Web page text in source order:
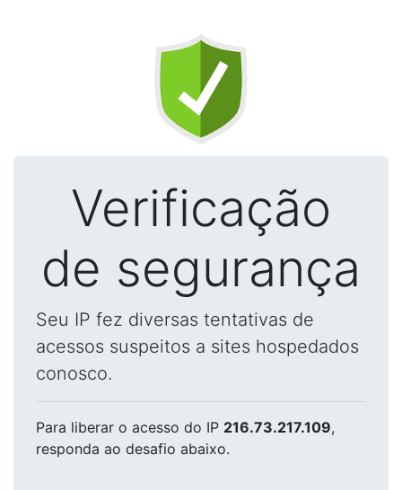
Verificação
de segurança
Seu IP fez diversas tentativas de
acessos suspeitos a sites hospedados
conosco.
Para liberar o acesso do IP 216.73.217.109,
responda ao desafio abaixo.